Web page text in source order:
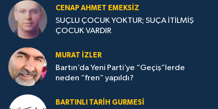
CENAP AHMET EMEKSİZ
SUÇLU ÇOCUK YOKTUR; SUÇA İTİLMİŞ
ÇOCUK VARDIR
MURAT İZLER
Bartın’da Yeni Parti’ye “Geçiş”lerde
neden “fren” yapıldı?
BARTINLI TARIH GURMESI